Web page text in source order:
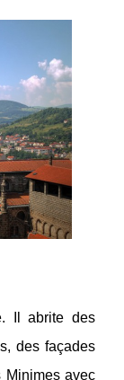
Il abrite des
des façades
Minimes avec